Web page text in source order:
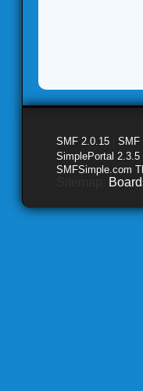
SMF 2.0.15 SMF
SimplePortal
SMFSimple.com